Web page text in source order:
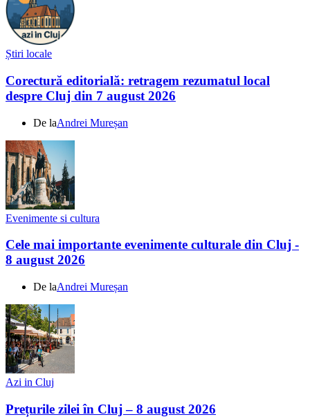
Știri locale
Corectură editorială: retragem rezumatul local
despre Cluj din 7 august 2026
De laAndrei Mureșan
Evenimente si cultura
Cele mai importante evenimente culturale din Cluj -
8 august 2026
De laAndrei Mureșan
Azi in Cluj
Prețurile zilei în Cluj – 8 august 2026